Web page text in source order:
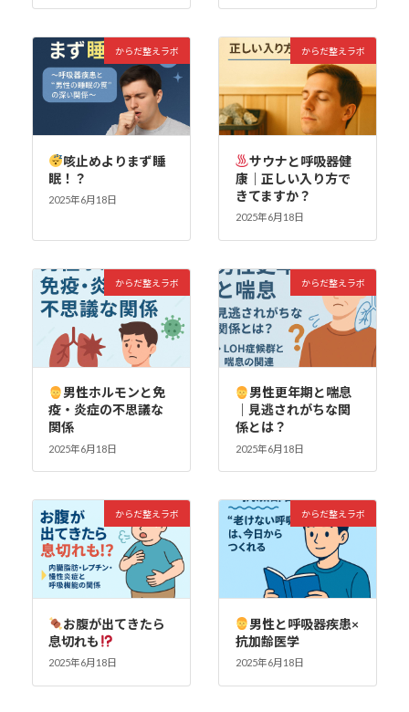
からだ整えラボ
咳止めよりまず睡
眠！？
2025年6月18日
からだ整えラボ
サウナと呼吸器健
康｜正しい入り方で
きてますか？
2025年6月18日
からだ整えラボ
男性ホルモンと免
疫・炎症の不思議な
関係
2025年6月18日
からだ整えラボ
男性更年期と喘息
｜見逃されがちな関
係とは？
2025年6月18日
からだ整えラボ
お腹が出てきたら
息切れも
2025年6月18日
からだ整えラボ
男性と呼吸器疾患×
抗加齢医学
2025年6月18日